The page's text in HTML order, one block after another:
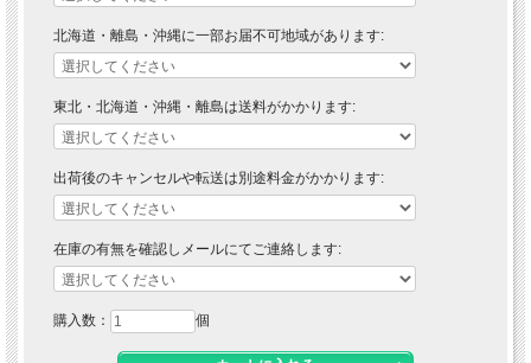
北海道・離島・沖縄に一部お届不可地域があります:
東北・北海道・沖縄・離島は送料がかかります:
出荷後のキャンセルや転送は別途料金がかかります:
在庫の有無を確認しメールにてご連絡します:
購入数： 個